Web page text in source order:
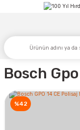
Bosch
%42